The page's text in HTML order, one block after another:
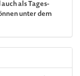
als Tages-
unter dem